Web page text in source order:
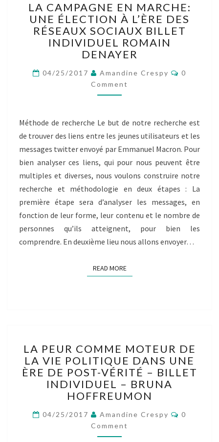
CAMPAGNE
EN
MARCHE:
UNE
ÉLECTION
À
L’ÈRE
DES
RÉSEAUX
INDIVIDUEL
ROMAIN
DENAYER
LA CAMPAGNE EN MARCHE:
UNE ÉLECTION À L’ÈRE DES
RÉSEAUX SOCIAUX BILLET
INDIVIDUEL ROMAIN
DENAYER
04/25/2017 Amandine Crespy
0
Comment
Méthode de recherche Le but de notre recherche est
de trouver des liens entre les jeunes utilisateurs et les
messages twitter envoyé par Emmanuel Macron. Pour
bien analyser ces liens, qui pour nous peuvent être
multiples et diverses, nous voulons construire notre
recherche et méthodologie en deux étapes : La
première étape sera d’analyser les messages, en
fonction de leur forme, leur contenu et le nombre de
personnes qu’ils atteignent, pour bien les
comprendre. En deuxième lieu nous allons envoyer…
READ MOREREAD MORE
PEUR
COMME
MOTEUR
DE
LA
VIE
POLITIQUE
DANS
UNE
LA PEUR COMME MOTEUR DE
LA VIE POLITIQUE DANS UNE
ÈRE DE POST-VÉRITÉ – BILLET
INDIVIDUEL – BRUNA
HOFFREUMON
04/25/2017 Amandine Crespy
0
Comment